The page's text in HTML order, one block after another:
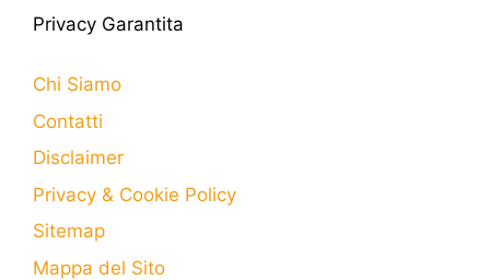
Privacy Garantita
Chi Siamo
Contatti
Disclaimer
Privacy & Cookie Policy
Sitemap
Mappa del Sito